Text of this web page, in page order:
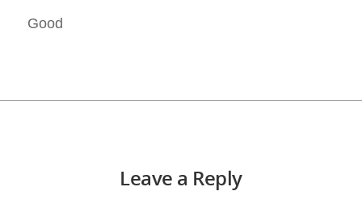
Good
Leave a Reply